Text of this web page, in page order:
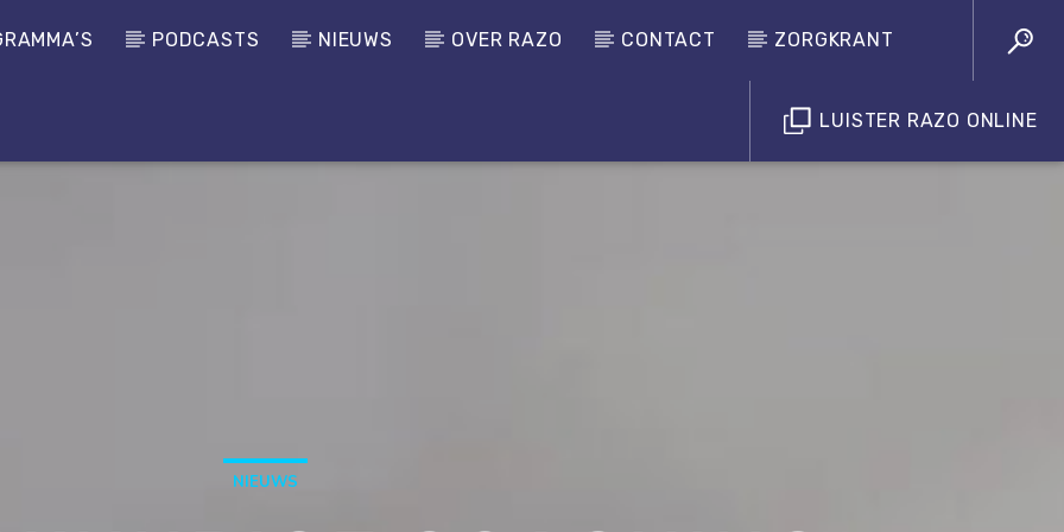
PODCASTS NIEUWS OVER RAZO CONTACT ZORGKRANT
LUISTER RAZO ONLINE
NIEUWS